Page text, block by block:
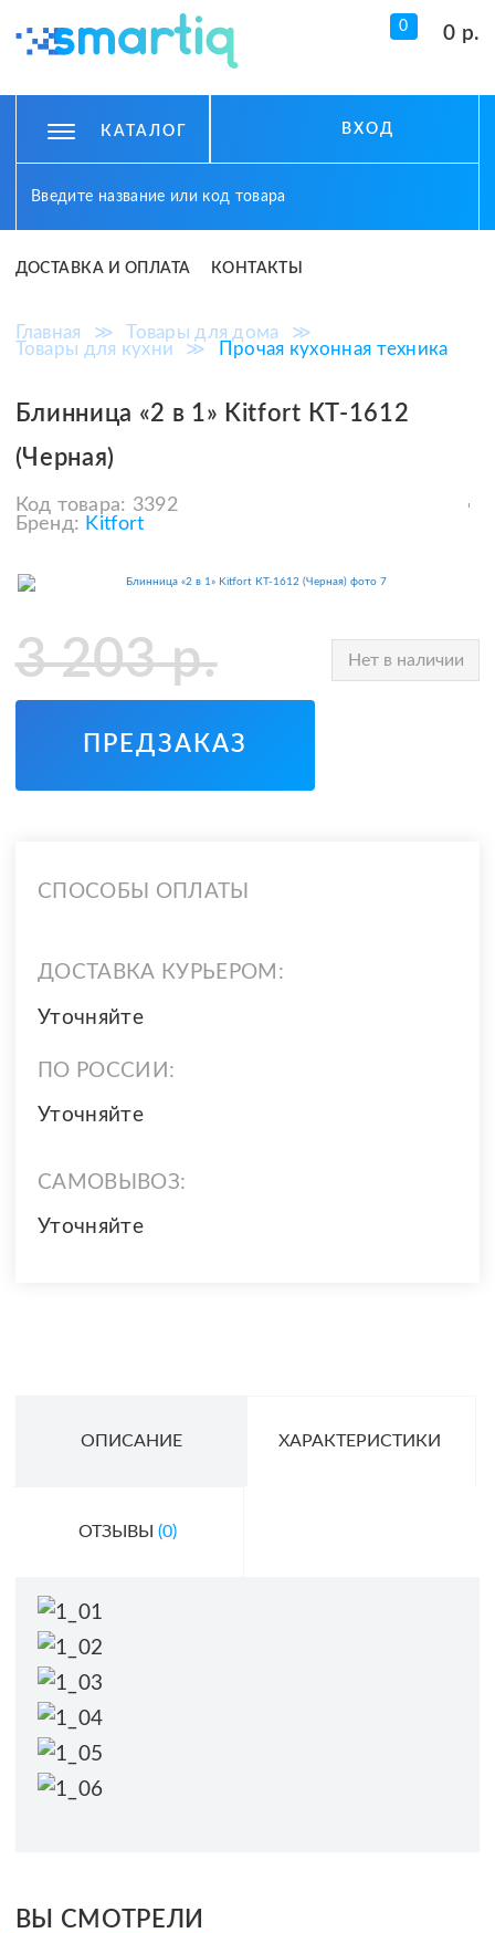
0 0 р.
КАТАЛОГ ВХОД
ДОСТАВКА И ОПЛАТА КОНТАКТЫ
Главная ≫ Товары для дома
≫
Товары для кухни
≫ Прочая кухонная техника
Блинница «2 в 1» Kitfort КТ-1612
(Черная)
Код товара: 3392
Бренд: Kitfort
3 203р. Нет в наличии
ПРЕДЗАКАЗ
СПОСОБЫ ОПЛАТЫ
ДОСТАВКА КУРЬЕРОМ:
Уточняйте
ПО РОССИИ:
Уточняйте
САМОВЫВОЗ:
Уточняйте
ОПИСАНИЕ ХАРАКТЕРИСТИКИ
ОТЗЫВЫ (0)
ВЫ СМОТРЕЛИ